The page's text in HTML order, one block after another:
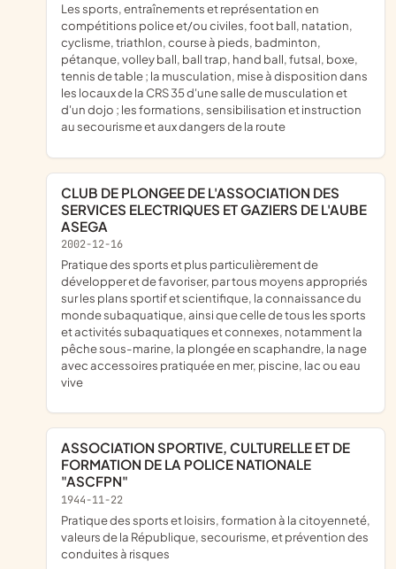
les sports, entraînements et représentation en
compétitions police et/ou civiles, foot ball, natation,
cyclisme, triathlon, course à pieds, badminton,
pétanque, volley ball, ball trap, hand ball, futsal, boxe,
tennis de table ; la musculation, mise à disposition dans
les locaux de la CRS 35 d'une salle de musculation et
d'un dojo ; les formations, sensibilisation et instruction
au secourisme et aux dangers de la route
CLUB DE PLONGEE DE L'ASSOCIATION DES
SERVICES ELECTRIQUES ET GAZIERS DE L'AUBE
ASEGA
2002-12-16
pratique des sports et plus particulièrement de
développer et de favoriser, par tous moyens appropriés
sur les plans sportif et scientifique, la connaissance du
monde subaquatique, ainsi que celle de tous les sports
et activités subaquatiques et connexes, notamment la
pêche sous-marine, la plongée en scaphandre, la nage
avec accessoires pratiquée en mer, piscine, lac ou eau
vive
ASSOCIATION SPORTIVE, CULTURELLE ET DE
FORMATION DE LA POLICE NATIONALE
"ASCFPN"
1944-11-22
pratique des sports et loisirs, formation à la citoyenneté,
valeurs de la République, secourisme, et prévention des
conduites à risques